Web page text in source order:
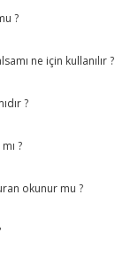
?
ne için kullanılır ?
?
?
okunur mu ?